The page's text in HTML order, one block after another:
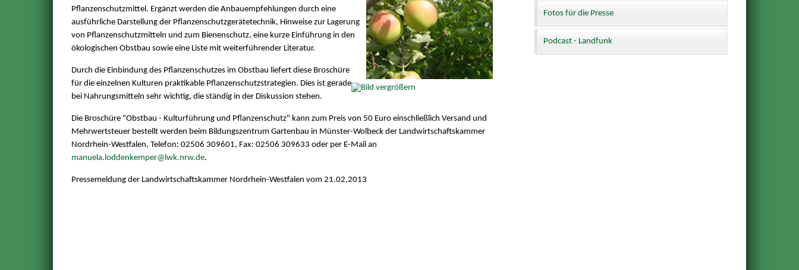
Pflanzenschutzmittel. Ergänzt werden die Anbauempfehlungen durch eine
ausführliche Darstellung der Pflanzenschutzgerätetechnik, Hinweise zur Lagerung
von Pflanzenschutzmitteln und zum Bienenschutz, eine kurze Einführung in den
ökologischen Obstbau sowie eine Liste mit weiterführender Literatur.
Durch die Einbindung des Pflanzenschutzes im Obstbau liefert diese Broschüre
für die einzelnen Kulturen praktikable Pflanzenschutzstrategien. Dies ist gerade
bei Nahrungsmitteln sehr wichtig, die ständig in der Diskussion stehen.
Die Broschüre "Obstbau - Kulturführung und Pflanzenschutz" kann zum Preis von 50 Euro einschließlich Versand und
Mehrwertsteuer bestellt werden beim Bildungszentrum Gartenbau in Münster-Wolbeck der Landwirtschaftskammer
Nordrhein-Westfalen, Telefon: 02506 309601, Fax: 02506 309633 oder per E-Mail an
manuela.loddenkemper@lwk.nrw.de.
Pressemeldung der Landwirtschaftskammer Nordrhein-Westfalen vom 21.02.2013
Fotos für die Presse
Podcast - Landfunk